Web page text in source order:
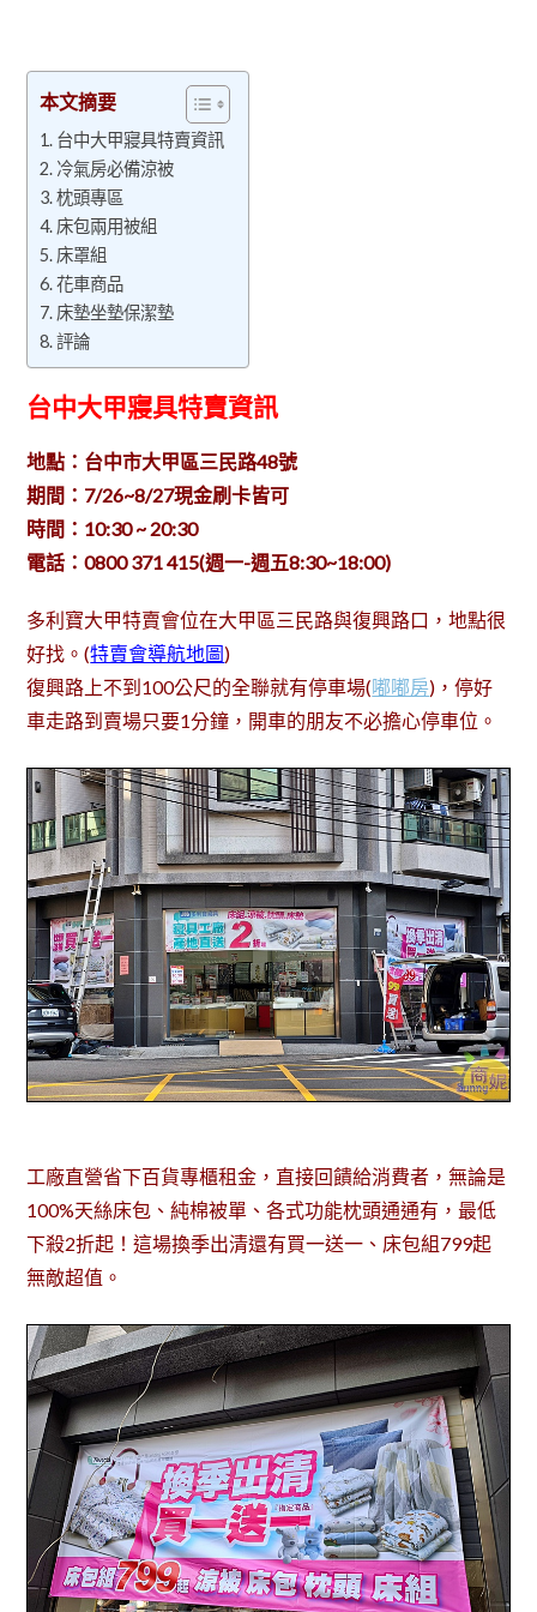
本文摘要
台中大甲寢具特賣資訊
冷氣房必備涼被
枕頭專區
床包兩用被組
床罩組
花車商品
床墊坐墊保潔墊
評論
台中大甲寢具特賣資訊
地點：台中市大甲區三民路48號
期間：7/26~8/27現金刷卡皆可
時間：10:30 ~ 20:30
電話 ：0800 371 415(週一-週五8:30~18:00)
多利寶大甲特賣會位在大甲區三民路與復興路口，地點很
好找。(特賣會導航地圖)
復興路上不到100公尺的全聯就有停車場(嘟嘟房)，停好
車走路到賣場只要1分鐘，開車的朋友不必擔心停車位。
工廠直營省下百貨專櫃租金，直接回饋給消費者，無論是
100%天絲床包、純棉被單、各式功能枕頭通通有，最低
下殺2折起！這場換季出清還有買一送一、床包組799起
無敵超值。